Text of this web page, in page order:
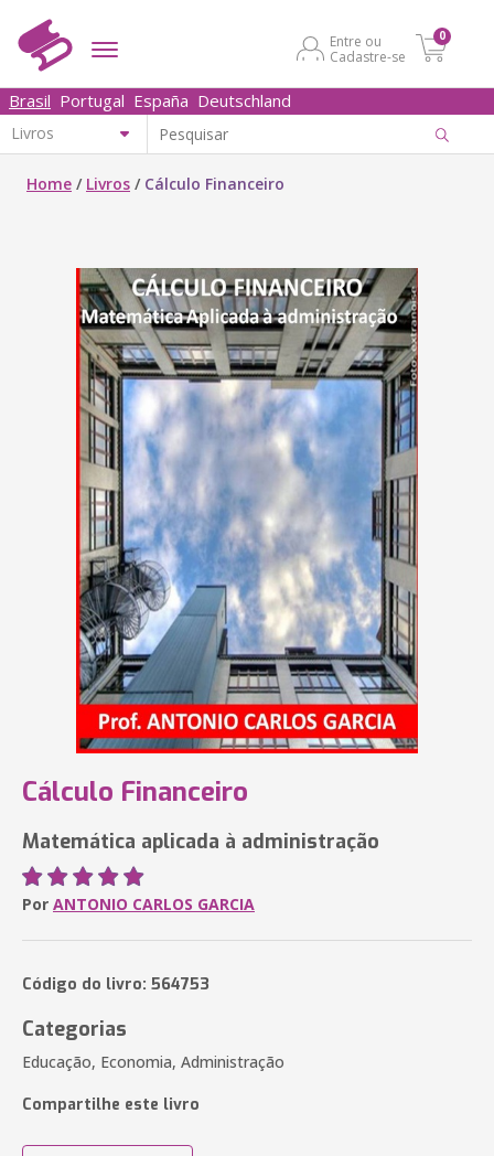
Entre ou
Cadastre-se
0
Brasil Portugal España Deutschland
Home / Livros / Cálculo Financeiro
Cálculo Financeiro
Matemática aplicada à administração
Por ANTONIO CARLOS GARCIA
Código do livro: 564753
Categorias
Educação, Economia, Administração
Compartilhe este livro